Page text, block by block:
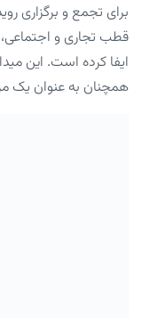
برای تجمع و برگزاری
قطب تجاری و
ایفا کرده است. این
همچنان به عنوان یک